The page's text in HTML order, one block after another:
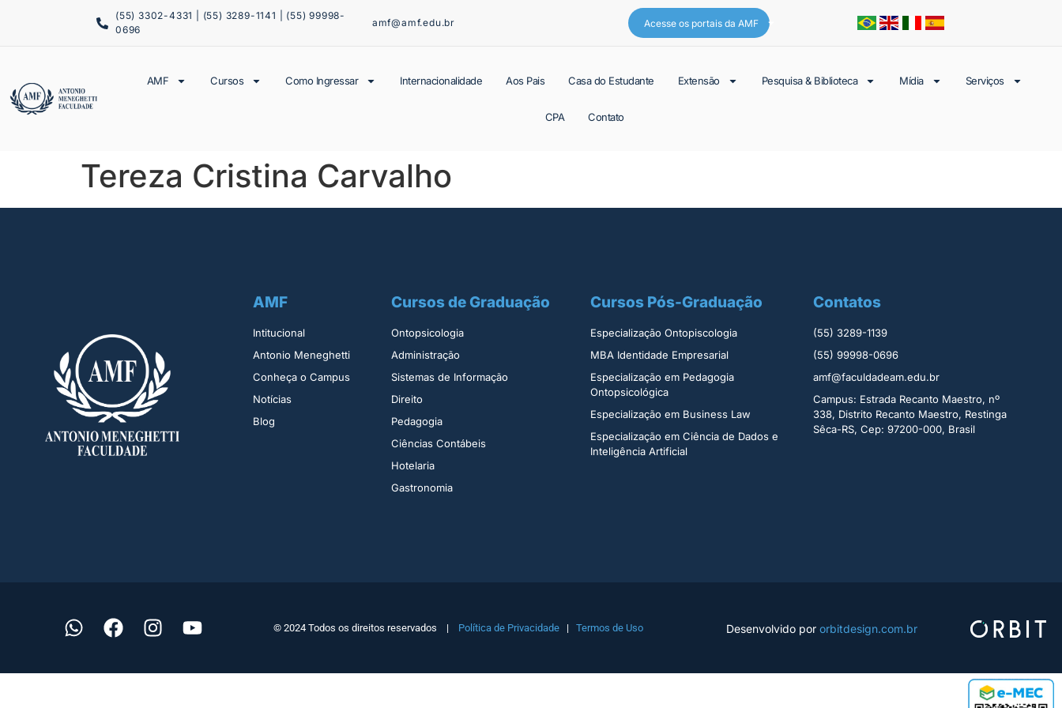
(55) 3302-4331 | (55) 3289-1141 | (55) 99998-
0696
amf@amf.edu.br Acesse os portais da AMF
AMF Cursos Como Ingressar Internacionalidade Aos Pais Casa do Estudante Extensão Pesquisa & Biblioteca Mídia Serviços
CPA Contato
Tereza Cristina Carvalho
AMF
Intitucional
Antonio Meneghetti
Conheça o Campus
Notícias
Blog
Cursos de Graduação
Ontopsicologia ​
Administração​
Sistemas de Informação​
Direito​
Pedagogia
Ciências Contábeis
Hotelaria
Gastronomia
Cursos Pós-Graduação
Especialização Ontopiscologia ​
MBA Identidade Empresarial​
Especialização em Pedagogia
Ontopsicológica​
Especialização em Business Law
Especialização em Ciência de Dados e
Inteligência Artificial
Contatos
(55) 3289-1139
(55) 99998-0696
amf@faculdadeam.edu.br
Campus: Estrada Recanto Maestro, nº
338, Distrito Recanto Maestro, Restinga
Sêca-RS, Cep: 97200-000, Brasil
© 2024 Todos os direitos reservados | Política de Privacidade | Termos de Uso Desenvolvido pororbitdesign.com.br